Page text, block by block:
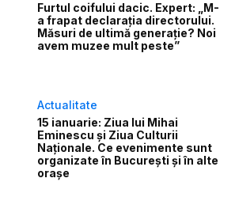
Furtul coifului dacic. Expert: „M-
a frapat declarația directorului.
Măsuri de ultimă generație? Noi
avem muzee mult peste”
Actualitate
15 ianuarie: Ziua lui Mihai
Eminescu și Ziua Culturii
Naționale. Ce evenimente sunt
organizate în București și în alte
orașe